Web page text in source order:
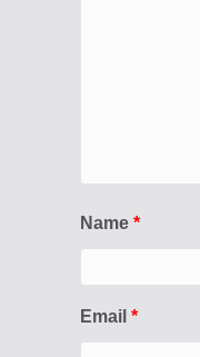
Name *
Email *